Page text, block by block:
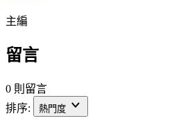
主編
留言
0 則留言
排序:
熱門度